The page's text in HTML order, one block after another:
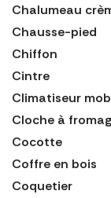
Chalumeau
Chausse-pied
Chiffon
Cintre
Climatiseur
Cloche à
Cocotte
Coffre en bois
Coquetier